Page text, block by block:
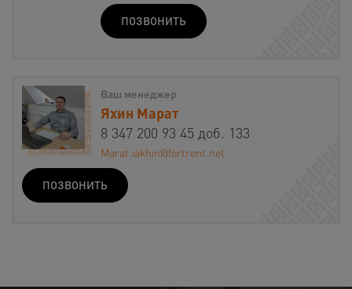
ПОЗВОНИТЬ
Ваш менеджер
Яхин Марат
8 347 200 93 45 доб. 133
Marat.iakhin@fortrent.net
ПОЗВОНИТЬ